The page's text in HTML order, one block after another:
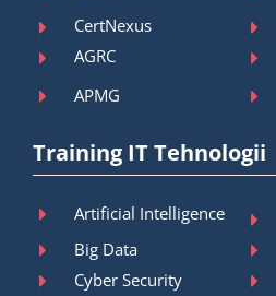
CertNexus
AGRC
APMG
Training IT Tehnologii
Artificial Intelligence
Big Data
Cyber Security